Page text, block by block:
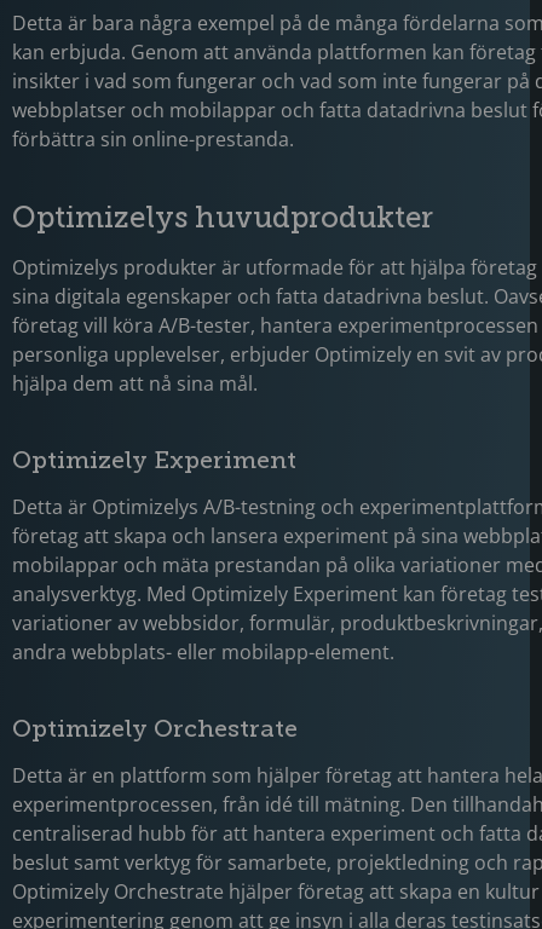
Detta är bara några exempel på de många fördelarna
kan erbjuda. Genom att använda plattformen kan företag
insikter i vad som fungerar och vad som inte fungerar på
webbplatser och mobilappar och fatta datadrivna beslut
förbättra sin online-prestanda.
Optimizelys huvudprodukter
Optimizelys produkter är utformade för att hjälpa
sina digitala egenskaper och fatta datadrivna beslut.
företag vill köra A/B-tester, hantera
personliga upplevelser, erbjuder Optimizely en svit av
hjälpa dem att nå sina mål.
Optimizely Experiment
Detta är Optimizelys A/B-testning och
företag att skapa och lansera experiment på sina
mobilappar och mäta prestandan på olika variationer
analysverktyg. Med Optimizely Experiment kan företag
variationer av webbsidor, formulär,
andra webbplats- eller mobilapp-element.
Optimizely Orchestrate
Detta är en plattform som hjälper företag att hantera hela
experimentprocessen, från idé till mätning. Den
centraliserad hubb för att hantera experiment och fatta
beslut samt verktyg för samarbete, projektledning och
Optimizely Orchestrate hjälper företag att skapa en
experimentering genom att ge insyn i alla deras